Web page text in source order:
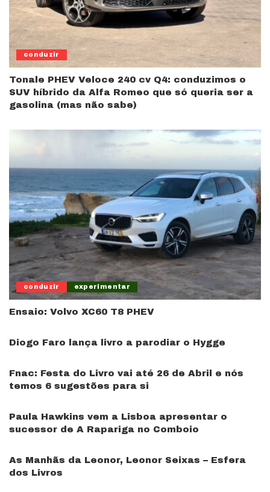
conduzir
Tonale PHEV Veloce 240 cv Q4: conduzimos o
SUV híbrido da Alfa Romeo que só queria ser a
gasolina (mas não sabe)
conduzir experimentar
Ensaio: Volvo XC60 T8 PHEV
Diogo Faro lança livro a parodiar o Hygge
Fnac: Festa do Livro vai até 26 de Abril e nós
temos 6 sugestões para si
Paula Hawkins vem a Lisboa apresentar o
sucessor de A Rapariga no Comboio
As Manhãs da Leonor, Leonor Seixas – Esfera
dos Livros